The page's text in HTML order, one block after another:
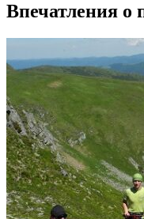
Впечатления о